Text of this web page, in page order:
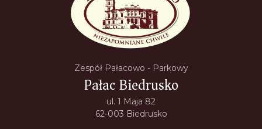
Zespół Pałacowo - Parkowy
Pałac Biedrusko
ul. 1 Maja 82
62-003 Biedrusko